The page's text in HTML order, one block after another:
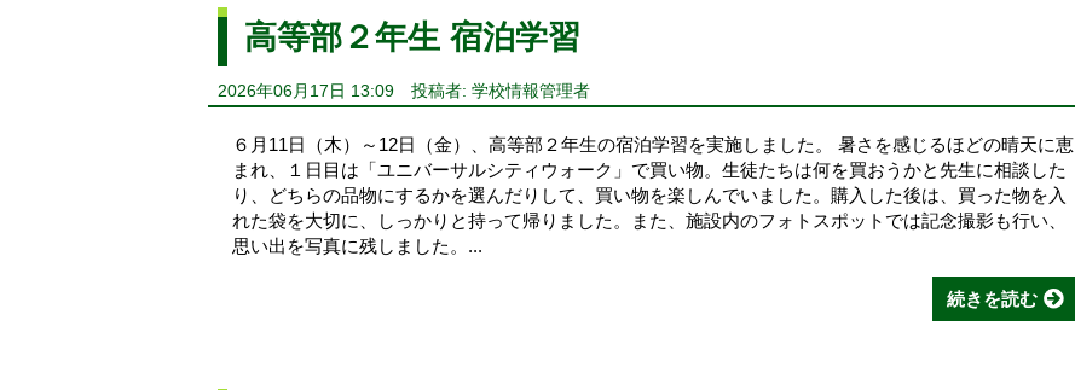
高等部２年生 宿泊学習
2026年06月17日 13:09 投稿者: 学校情報管理者
６月11日（木）～12日（金）、高等部２年生の宿泊学習を実施しました。 暑さを感じるほどの晴天に恵
まれ、１日目は「ユニバーサルシティウォーク」で買い物。生徒たちは何を買おうかと先生に相談した
り、どちらの品物にするかを選んだりして、買い物を楽しんでいました。購入した後は、買った物を入
れた袋を大切に、しっかりと持って帰りました。また、施設内のフォトスポットでは記念撮影も行い、
思い出を写真に残しました。...
続きを読む